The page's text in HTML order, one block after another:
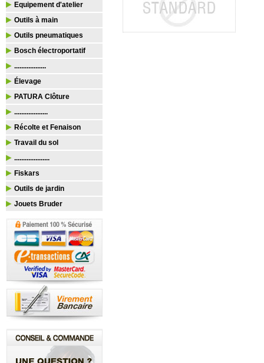
Equipement d'atelier
Outils à main
Outils pneumatiques
Bosch électroportatif
..................
Élevage
PATURA Clôture
...................
Récolte et Fenaison
Travail du sol
....................
Fiskars
Outils de jardin
Jouets Bruder